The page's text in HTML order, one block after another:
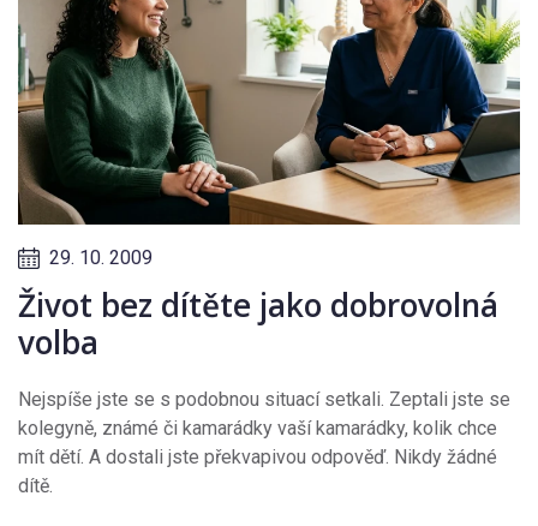
29. 10. 2009
Život bez dítěte jako dobrovolná
volba
Nejspíše jste se s podobnou situací setkali. Zeptali jste se
kolegyně, známé či kamarádky vaší kamarádky, kolik chce
mít dětí. A dostali jste překvapivou odpověď. Nikdy žádné
dítě.